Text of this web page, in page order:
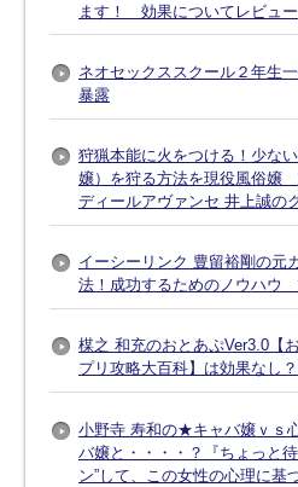
ます！ 効果についてレビュー
ネオセックススクール２年生
暴露
狩猟本能に火をつける！少な
嬢）を狩る方法を現役風俗
ディールアヴァンセ 井上誠の
イーシーリンク 豊留裕剛の元
法！成功するためのノウハウ
楳之 和充のおとあぷVer3.0【
プリ攻略大百科】は効果なし
小野寺 寿和の★キャバ嬢ｖ
バ嬢と・・・・？『ちょっと
ン”して、この女性の心理に基